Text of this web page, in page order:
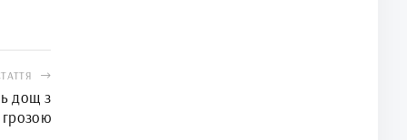
дощ з
грозою